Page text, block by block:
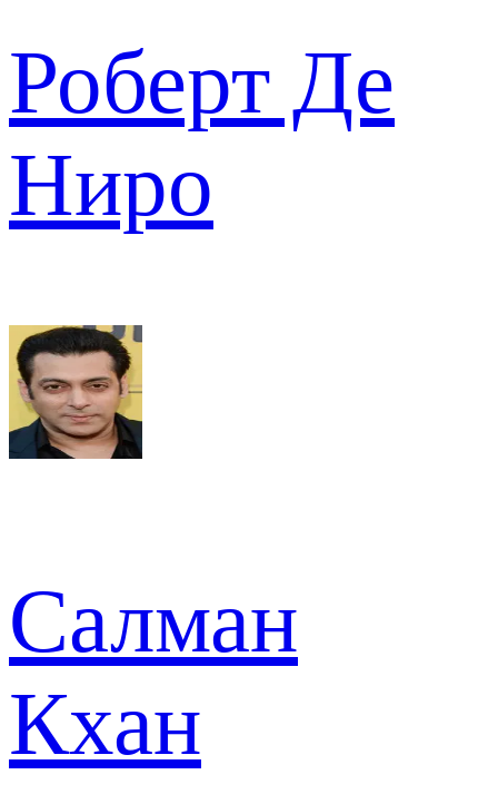
Роберт Де
Ниро
Салман
Кхан